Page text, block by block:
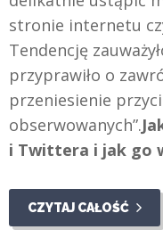
stronie internetu
Tendencję
przyprawiło o
przeniesienie
obserwowanych”.
i Twittera i jak go
CZYTAJ CAŁOŚĆ